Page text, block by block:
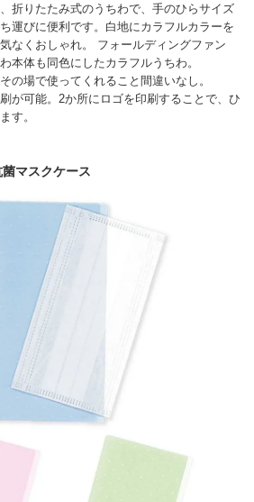
折りたたみ式のうちわで、手のひらサイズ
運びに便利です。白地にカラフルカラーを
なくおしゃれ。 フォールディングファン
本体も同色にしたカラフルうちわ。
の場で使ってくれること間違いなし。
が可能。2か所にロゴを印刷することで、ひ
す。
菌マスクケース